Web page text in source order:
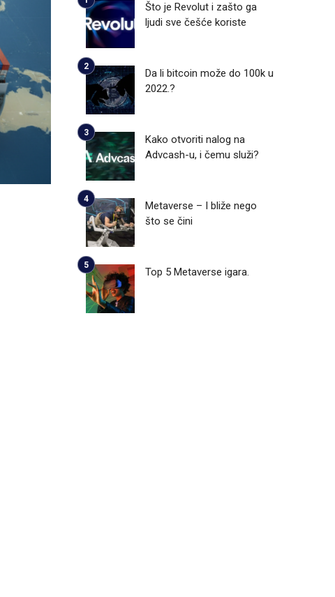
Što je Revolut i zašto ga
ljudi sve češće koriste
Da li bitcoin može do 100k u
2022.?
Kako otvoriti nalog na
Advcash-u, i čemu služi?
Metaverse – I bliže nego
što se čini
Top 5 Metaverse igara.